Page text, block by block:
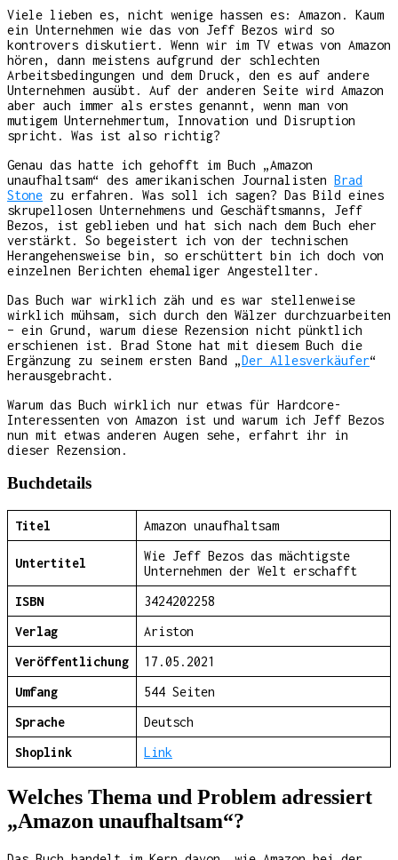
Viele lieben es, nicht wenige hassen es: Amazon. Kaum
ein Unternehmen wie das von Jeff Bezos wird so
kontrovers diskutiert. Wenn wir im TV etwas von Amazon
hören, dann meistens aufgrund der schlechten
Arbeitsbedingungen und dem Druck, den es auf andere
Unternehmen ausübt. Auf der anderen Seite wird Amazon
aber auch immer als erstes genannt, wenn man von
mutigem Unternehmertum, Innovation und Disruption
spricht. Was ist also richtig?
Genau das hatte ich gehofft im Buch „Amazon
unaufhaltsam“ des amerikanischen Journalisten Brad
Stone zu erfahren. Was soll ich sagen? Das Bild eines
skrupellosen Unternehmens und Geschäftsmanns, Jeff
Bezos, ist geblieben und hat sich nach dem Buch eher
verstärkt. So begeistert ich von der technischen
Herangehensweise bin, so erschüttert bin ich doch von
einzelnen Berichten ehemaliger Angestellter.
Das Buch war wirklich zäh und es war stellenweise
wirklich mühsam, sich durch den Wälzer durchzuarbeiten
– ein Grund, warum diese Rezension nicht pünktlich
erschienen ist. Brad Stone hat mit diesem Buch die
Ergänzung zu seinem ersten Band „Der Allesverkäufer“
herausgebracht.
Warum das Buch wirklich nur etwas für Hardcore-
Interessenten von Amazon ist und warum ich Jeff Bezos
nun mit etwas anderen Augen sehe, erfahrt ihr in
dieser Rezension.
Buchdetails
Titel Amazon unaufhaltsam
Untertitel
Wie Jeff Bezos das mächtigste
Unternehmen der Welt erschafft
ISBN
3424202258
Verlag
Ariston
Veröffentlichung
17.05.2021
Umfang
544 Seiten
Sprache
Deutsch
Shoplink
Link
Welches Thema und Problem adressiert
„Amazon unaufhaltsam“?